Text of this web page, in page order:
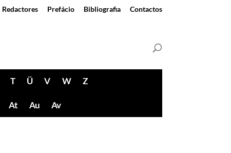
Redactores Prefácio Bibliografia Contactos
T Ü V W Z
At Au Av